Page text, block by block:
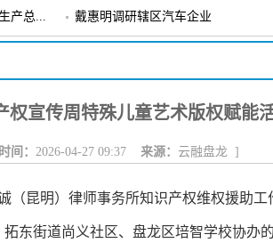
报 政府信息依申请公开 |
产总... 戴惠明调研辖区汽车企业
盘龙区委2026年度巡察工作会暨十
区广电局组织开展全区应急广播管
权宣传周特殊儿童艺术版权赋能
间： 2026-04-27 09:37 来源： 云融盘龙 ]
（昆明）律师事务所知识产权维权援助工
东街道尚义社区、盘龙区培智学校协办的